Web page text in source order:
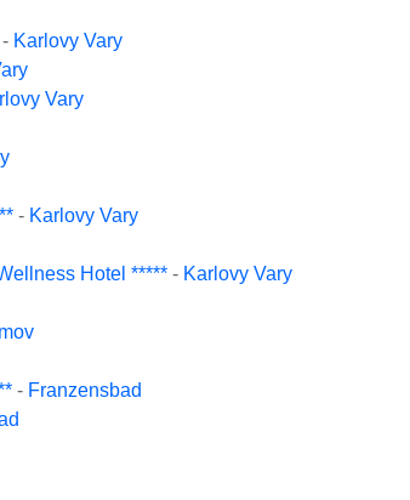
- Karlovy Vary
Vary
- Karlovy Vary
Hotel ***** - Karlovy Vary
- Franzensbad